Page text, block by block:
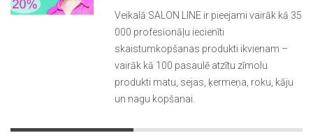
Veikalā SALON LINE ir pieejami vairāk kā 35
000 profesionāļu iecienīti
skaistumkopšanas produkti ikvienam –
vairāk kā 100 pasaulē atzītu zīmolu
produkti matu, sejas, ķermeņa, roku, kāju
un nagu kopšanai.